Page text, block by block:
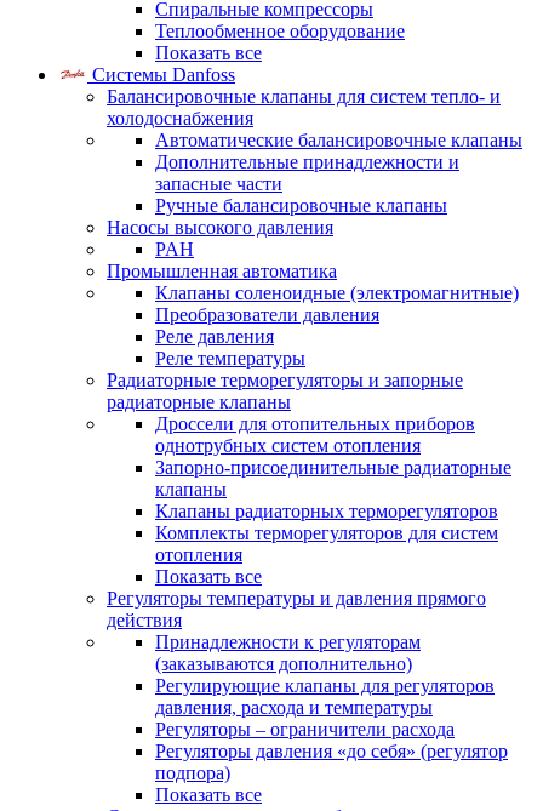
Спиральные компрессоры
Теплообменное оборудование
Показать все
Системы Danfoss
Балансировочные клапаны для систем тепло- и
холодоснабжения
Автоматические балансировочные клапаны
Дополнительные принадлежности и
запасные части
Ручные балансировочные клапаны
Насосы высокого давления
PAH
Промышленная автоматика
Клапаны соленоидные (электромагнитные)
Преобразователи давления
Реле давления
Реле температуры
Радиаторные терморегуляторы и запорные
радиаторные клапаны
Дроссели для отопительных приборов
однотрубных систем отопления
Запорно-присоединительные радиаторные
клапаны
Клапаны радиаторных терморегуляторов
Комплекты терморегуляторов для систем
отопления
Показать все
Регуляторы температуры и давления прямого
действия
Принадлежности к регуляторам
(заказываются дополнительно)
Регулирующие клапаны для регуляторов
давления, расхода и температуры
Регуляторы – ограничители расхода
Регуляторы давления «до себя» (регулятор
подпора)
Показать все